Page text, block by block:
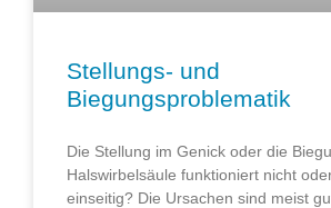
Stellungs- und
Biegungsproblematik
Die Stellung im Genick oder die
Halswirbelsäule funktioniert nicht
einseitig? Die Ursachen sind meist